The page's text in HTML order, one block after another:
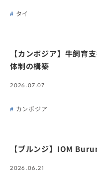
タイ
【カンボジア】牛飼育
体制の構築
2026.07.07
カンボジア
【ブルンジ】IOM
2026.06.21